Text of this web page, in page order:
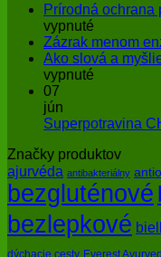
Prírodná ochrana
vypnuté
Prírodná
ochrana
Zázrak menom
Ako slová a
vypnuté
a
ovplyvňujú
zdravie
07
jún
Superpotravina
Značky produktov
ajurvéda antibakteriálny
bezgluténové
bezlepkové
dýchacie cesty Everest